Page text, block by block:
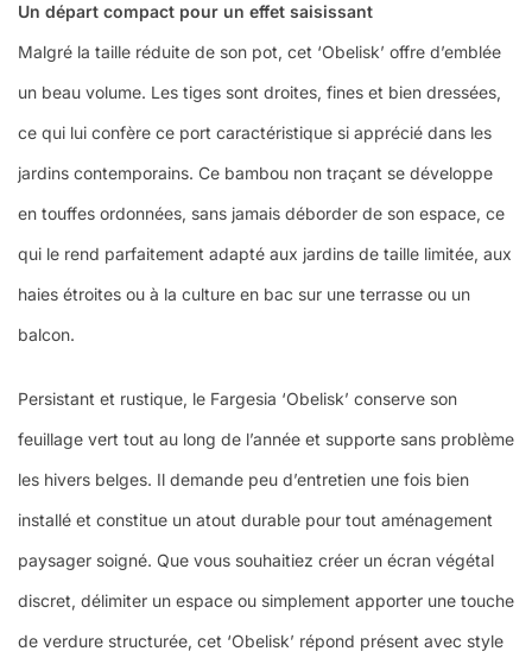
Un départ compact pour un effet saisissant
Malgré la taille réduite de son pot, cet ‘Obelisk’ offre d’emblée
un beau volume. Les tiges sont droites, fines et bien dressées,
ce qui lui confère ce port caractéristique si apprécié dans les
jardins contemporains. Ce bambou non traçant se développe
en touffes ordonnées, sans jamais déborder de son espace, ce
qui le rend parfaitement adapté aux jardins de taille limitée, aux
haies étroites ou à la culture en bac sur une terrasse ou un
balcon.
Persistant et rustique, le Fargesia ‘Obelisk’ conserve son
feuillage vert tout au long de l’année et supporte sans problème
les hivers belges. Il demande peu d’entretien une fois bien
installé et constitue un atout durable pour tout aménagement
paysager soigné. Que vous souhaitiez créer un écran végétal
discret, délimiter un espace ou simplement apporter une touche
de verdure structurée, cet ‘Obelisk’ répond présent avec style